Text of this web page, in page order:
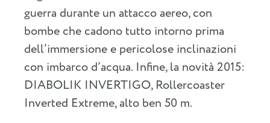
guerra durante un attacco aereo, con
bombe che cadono tutto intorno prima
dell’immersione e pericolose inclinazioni
con imbarco d’acqua. Infine, la novità 2015:
DIABOLIK INVERTIGO, Rollercoaster
Inverted Extreme, alto ben 50 m.